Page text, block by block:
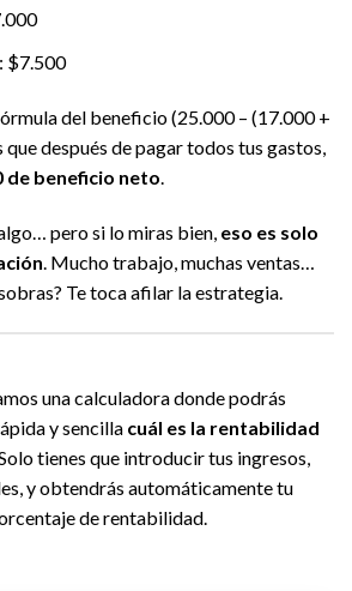
$7.500
del beneficio (25.000 – (17.000 +
después de pagar todos tus gastos,
de beneficio neto.
pero si lo miras bien, eso es solo
. Mucho trabajo, muchas ventas…
Te toca afilar la estrategia.
una calculadora donde podrás
y sencilla cuál es la rentabilidad
tienes que introducir tus ingresos,
y obtendrás automáticamente tu
de rentabilidad.